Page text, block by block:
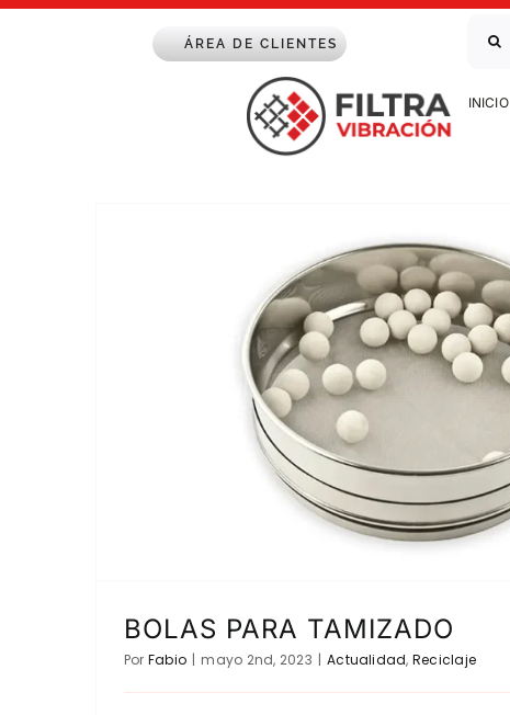
Saltar
ÁREA DE CLIENTES
INICIO
BOLAS PARA TAMIZADO
Por Fabio | mayo 2nd, 2023 | Actualidad, Reciclaje